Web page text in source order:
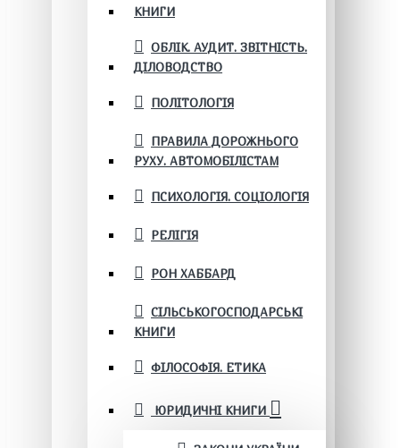
КНИГИ
ОБЛІК. АУДИТ. ЗВІТНІСТЬ.
ДІЛОВОДСТВО
ПОЛІТОЛОГІЯ
ПРАВИЛА ДОРОЖНЬОГО
РУХУ. АВТОМОБІЛІСТАМ
ПСИХОЛОГІЯ. СОЦІОЛОГІЯ
РЕЛІГІЯ
РОН ХАББАРД
СІЛЬСЬКОГОСПОДАРСЬКІ
КНИГИ
ФІЛОСОФІЯ. ЕТИКА
ЮРИДИЧНІ КНИГИ